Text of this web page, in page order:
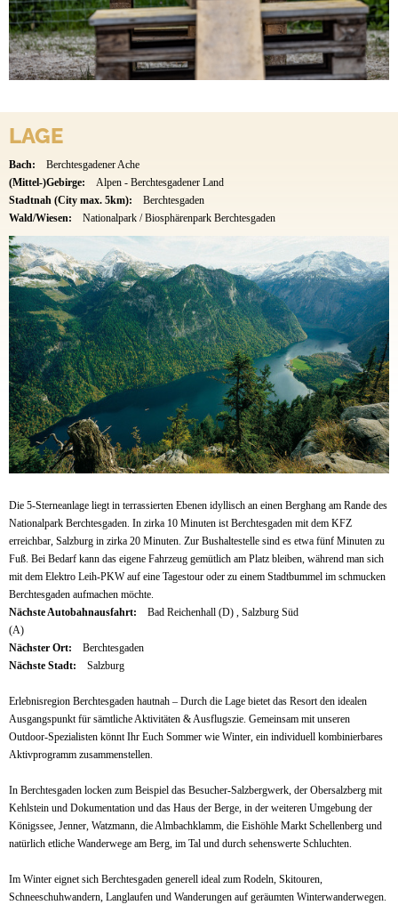
LAGE
Bach:
Berchtesgadener Ache
(Mittel-)Gebirge:
Alpen - Berchtesgadener Land
Stadtnah (City max. 5km):
Berchtesgaden
Wald/Wiesen:
Nationalpark / Biosphärenpark Berchtesgaden
Die 5-Sterneanlage liegt in terrassierten Ebenen idyllisch an einen Berghang am Rande des
Nationalpark Berchtesgaden. In zirka 10 Minuten ist Berchtesgaden mit dem KFZ
erreichbar, Salzburg in zirka 20 Minuten. Zur Bushaltestelle sind es etwa fünf Minuten zu
Fuß. Bei Bedarf kann das eigene Fahrzeug gemütlich am Platz bleiben, während man sich
mit dem Elektro Leih-PKW auf eine Tagestour oder zu einem Stadtbummel im schmucken
Berchtesgaden aufmachen möchte.
Nächste Autobahnausfahrt:
Bad Reichenhall (D) , Salzburg Süd
(A)
Nächster Ort:
Berchtesgaden
Nächste Stadt:
Salzburg
Erlebnisregion Berchtesgaden hautnah – Durch die Lage bietet das Resort den idealen
Ausgangspunkt für sämtliche Aktivitäten & Ausflugszie. Gemeinsam mit unseren
Outdoor-Spezialisten könnt Ihr Euch Sommer wie Winter, ein individuell kombinierbares
Aktivprogramm zusammenstellen.
In Berchtesgaden locken zum Beispiel das Besucher-Salzbergwerk, der Obersalzberg mit
Kehlstein und Dokumentation und das Haus der Berge, in der weiteren Umgebung der
Königssee, Jenner, Watzmann, die Almbachklamm, die Eishöhle Markt Schellenberg und
natürlich etliche Wanderwege am Berg, im Tal und durch sehenswerte Schluchten.
Im Winter eignet sich Berchtesgaden generell ideal zum Rodeln, Skitouren,
Schneeschuhwandern, Langlaufen und Wanderungen auf geräumten Winterwanderwegen.